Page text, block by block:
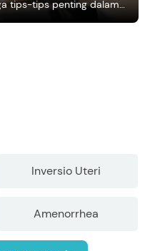
tips-tips penting dalam
Inversio Uteri
Amenorrhea